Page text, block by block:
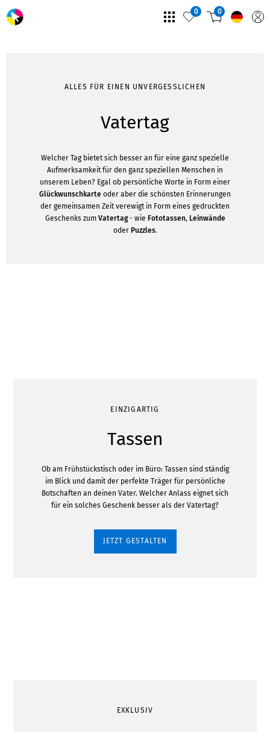
0 0
ALLES FÜR EINEN UNVERGESSLICHEN
Vatertag
Welcher Tag bietet sich besser an für eine ganz spezielle
Aufmerksamkeit für den ganz speziellen Menschen in
unserem Leben? Egal ob persönliche Worte in Form einer
Glückwunschkarte oder aber die schönsten Erinnerungen
der gemeinsamen Zeit verewigt in Form eines gedruckten
Geschenks zum Vatertag- wie Fototassen, Leinwände
oder Puzzles.
EINZIGARTIG
Tassen
Ob am Frühstückstisch oder im Büro: Tassen sind ständig
im Blick und damit der perfekte Träger für persönliche
Botschaften an deinen Vater. Welcher Anlass eignet sich
für ein solches Geschenk besser als der Vatertag?
JETZT GESTALTEN
EXKLUSIV